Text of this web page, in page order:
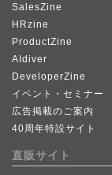
SalesZine
HRzine
ProductZine
AIdiver
DeveloperZine
イベント・セミナー
広告掲載のご案内
40周年特設サイト
直販サイト